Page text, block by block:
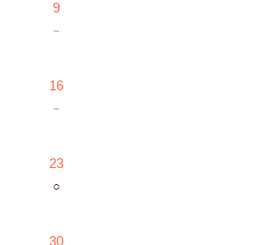
9
－
16
－
23
○
30